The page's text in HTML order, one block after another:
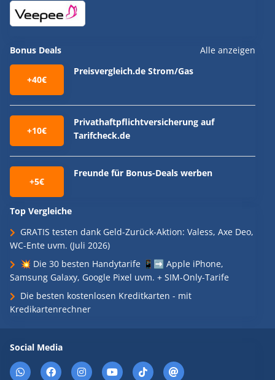
Bonus Deals Alle anzeigen
+40€
Preisvergleich.de Strom/Gas
+10€
Privathaftpflichtversicherung auf
Tarifcheck.de
+5€
Freunde für Bonus-Deals werben
Top Vergleiche
GRATIS testen dank Geld-Zurück-Aktion: Valess, Axe Deo,
WC-Ente uvm. (Juli 2026)
💥 Die 30 besten Handytarife 📱➡️ Apple iPhone,
Samsung Galaxy, Google Pixel uvm. + SIM-Only-Tarife
Die besten kostenlosen Kreditkarten - mit
Kredikartenrechner
Social Media